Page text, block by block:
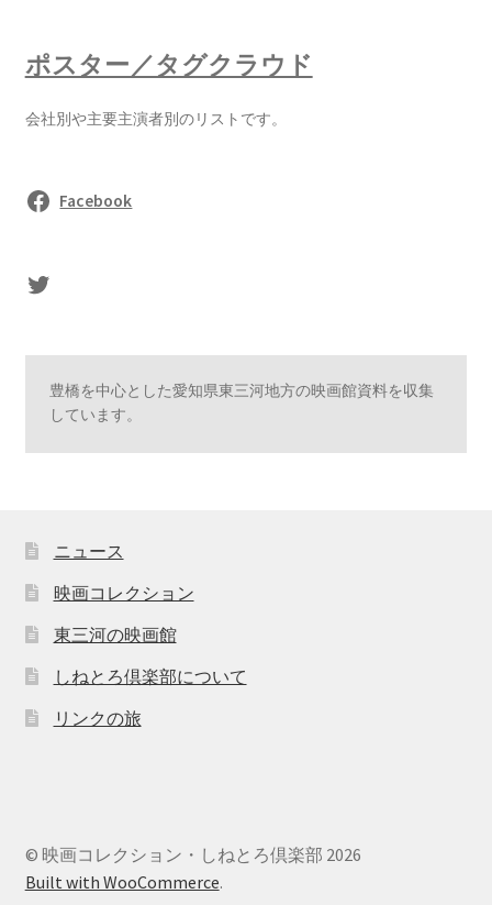
ポスター／タグクラウド
会社別や主要主演者別のリストです。
Facebook
sasaki's Twitter
豊橋を中心とした愛知県東三河地方の映画館資料を収集
しています。
ニュース
映画コレクション
東三河の映画館
しねとろ倶楽部について
リンクの旅
© 映画コレクション・しねとろ倶楽部 2026
Built with WooCommerce.